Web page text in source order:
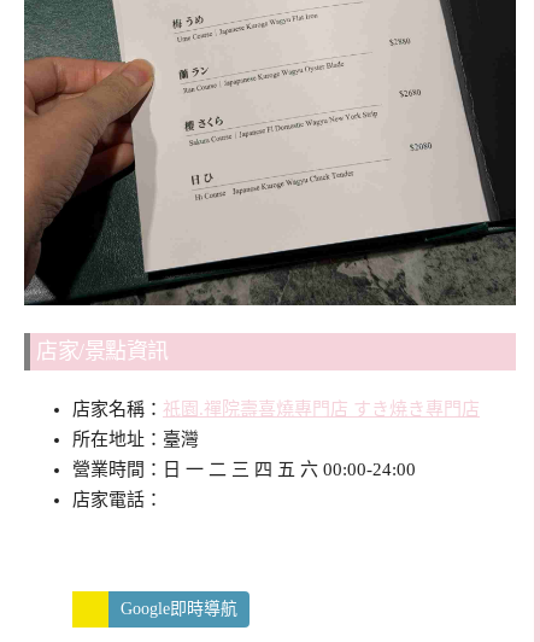
店家/景點資訊
店家名稱： 祇園.禪院壽喜燒專門店 すき焼き專門店
所在地址：臺灣
營業時間：日 一 二 三 四 五 六 00:00-24:00
店家電話：
Google即時導航